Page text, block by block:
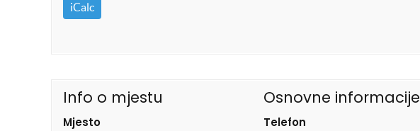
iCalc
Info o mjestu
Mjesto
Osnovne informacije
Telefon